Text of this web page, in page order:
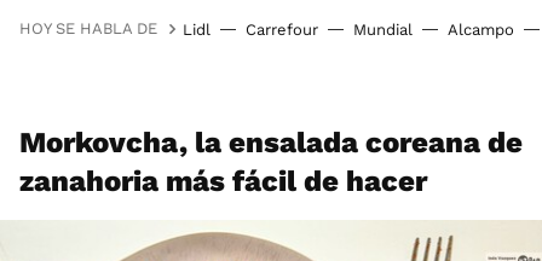
HOY SE HABLA DE Lidl Carrefour Mundial Alcampo
Morkovcha, la ensalada coreana de
zanahoria más fácil de hacer